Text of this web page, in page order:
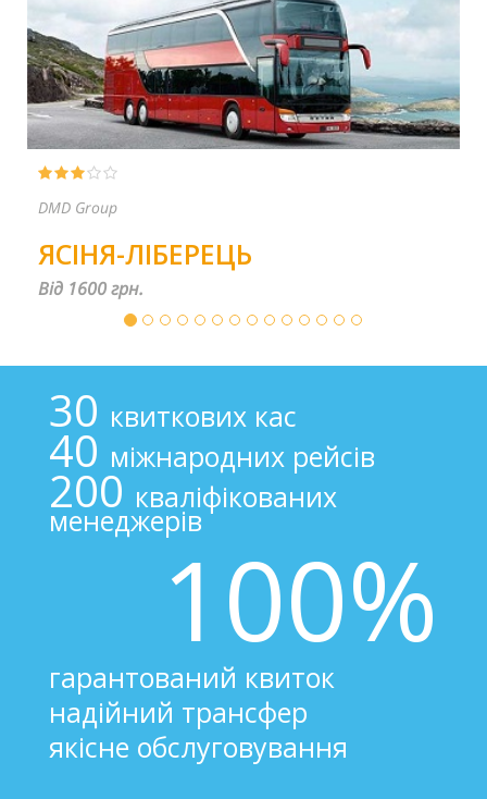
PP ŠČOKA
ТЯЧІВ-ПРАГА
Від 1600 грн.
30 квиткових кас
40 міжнародних рейсів
200 кваліфікованих
менеджерів
100%
гарантований квиток
надійний трансфер
якісне обслуговування